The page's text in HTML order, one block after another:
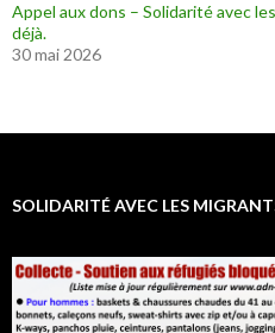
Appel aux dons – Solidarité avec
déjà.
30 mai 2026
SOLIDARITÉ AVEC LES